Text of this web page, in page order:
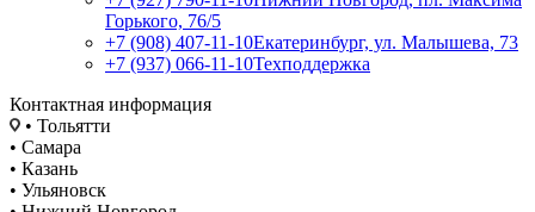
Горького, 76/5
+7 (908) 407-11-10Екатеринбург, ул. Малышева, 73
+7 (937) 066-11-10Техподдержка
Контактная информация
• Тольятти
• Самара
• Казань
• Ульяновск